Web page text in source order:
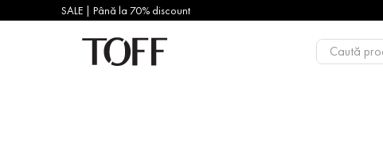
SALE | Până la 70% discount
Caută produse